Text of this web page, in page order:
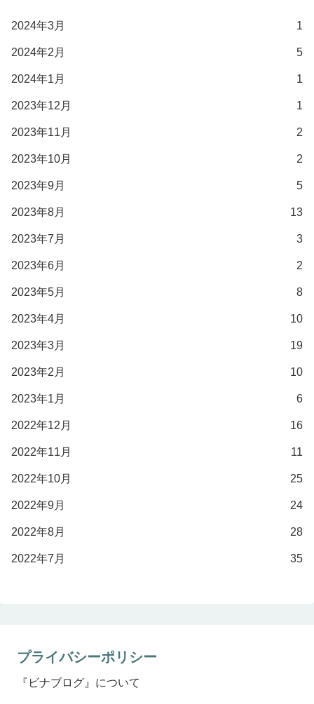
2024年3月 1
2024年2月 5
2024年1月 1
2023年12月 1
2023年11月 2
2023年10月 2
2023年9月 5
2023年8月 13
2023年7月 3
2023年6月 2
2023年5月 8
2023年4月 10
2023年3月 19
2023年2月 10
2023年1月 6
2022年12月 16
2022年11月 11
2022年10月 25
2022年9月 24
2022年8月 28
2022年7月 35
プライバシーポリシー
『ビナブログ』について